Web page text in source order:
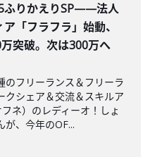
ふりかえりSP——法人
「フラフラ」始動、
突破。次は300万へ
のフリーランス＆フリーラ
クシェア＆交流＆スキルア
ネ）のレディーオ！しょ
が、今年のOF...